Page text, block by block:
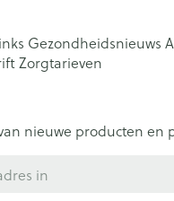
Gezondheidsnieuws
Zorgtarieven
nieuwe producten en